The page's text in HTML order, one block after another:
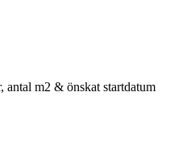
antal m2 & önskat startdatum